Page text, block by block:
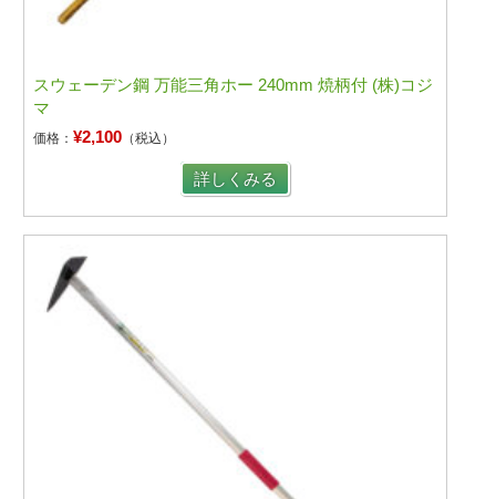
スウェーデン鋼 万能三角ホー 240mm 焼柄付 (株)コジ
マ
価格：¥2,100 （税込）
詳しくみる